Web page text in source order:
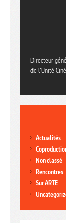
Directeur
de l’Unité
Actualités
Non classé
Rencontres
Sur ARTE